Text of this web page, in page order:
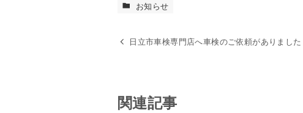
お知らせ
日立市車検専門店へ車検のご依頼がありまし
関連記事